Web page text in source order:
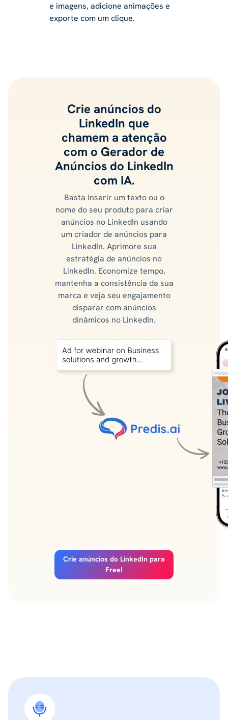
e imagens, adicione animações e
exporte com um clique.
Crie anúncios do
LinkedIn que
chamem a atenção
com o Gerador de
Anúncios do LinkedIn
com IA.
Basta inserir um texto ou o
nome do seu produto para criar
anúncios no LinkedIn usando
um criador de anúncios para
LinkedIn. Aprimore sua
estratégia de anúncios no
LinkedIn. Economize tempo,
mantenha a consistência da sua
marca e veja seu engajamento
disparar com anúncios
dinâmicos no LinkedIn.
Crie anúncios do LinkedIn para
Free!